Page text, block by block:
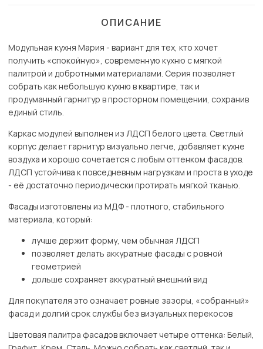
ОПИСАНИЕ
Модульная кухня Мария - вариант для тех, кто хочет
получить «спокойную», современную кухню с мягкой
палитрой и добротными материалами. Серия позволяет
собрать как небольшую кухню в квартире, так и
продуманный гарнитур в просторном помещении, сохранив
единый стиль.
Каркас модулей выполнен из ЛДСП белого цвета. Светлый
корпус делает гарнитур визуально легче, добавляет кухне
воздуха и хорошо сочетается с любым оттенком фасадов.
ЛДСП устойчива к повседневным нагрузкам и проста в уходе
- её достаточно периодически протирать мягкой тканью.
Фасады изготовлены из МДФ - плотного, стабильного
материала, который:
лучше держит форму, чем обычная ЛДСП
позволяет делать аккуратные фасады с ровной
геометрией
дольше сохраняет аккуратный внешний вид
Для покупателя это означает ровные зазоры, «собранный»
фасад и долгий срок службы без визуальных перекосов
Цветовая палитра фасадов включает четыре оттенка: Белый,